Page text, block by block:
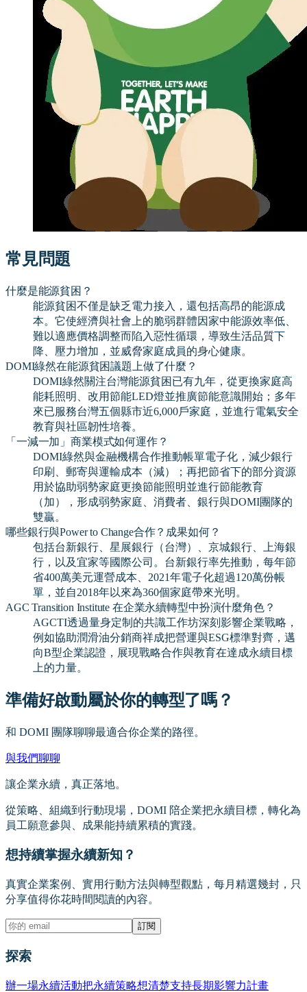
常見問題
什麼是能源貧困？
能源貧困不僅是缺乏電力接入，還包括高昂的能源成
本。它使經濟與社會上的脆弱群體因家中能源效率低、
難以適應價格調整而陷入惡性循環，導致生活品質下
降、壓力增加，並威脅家庭成員的身心健康。
DOMI綠然在能源貧困議題上做了什麼？
DOMI綠然關注台灣能源貧困已有九年，從更換家庭高
能耗照明、改用節能LED燈並推廣節能意識開始；多年
來已服務台灣五個縣市近6,000戶家庭，並進行電氣安全
教育與社區韌性培養。
「一減一加」商業模式如何運作？
DOMI綠然與金融機構合作推動帳單電子化，減少銀行
印刷、郵寄與運輸成本（減）；再把節省下的部分資源
用於協助弱勢家庭更換節能照明並進行節能教育
（加），形成弱勢家庭、消費者、銀行與DOMI團隊的
雙贏。
哪些銀行與Power to Change合作？成果如何？
包括台新銀行、星展銀行（台灣）、京城銀行、上海銀
行，以及宜家等國際公司。台新銀行率先推動，每年節
省400萬美元運營成本、2021年電子化超過120萬份帳
單，並自2018年以來為360個家庭帶來光明。
AGC Transition Institute 在企業永續轉型中扮演什麼角色？
AGCTI透過量身定制的共識工作坊深刻影響企業戰略，
例如協助潤滑油分銷商祥成把營運與ESG標準對齊，邁
向B型企業認證，展現戰略合作與教育在達成永續目標
上的力量。
準備好啟動屬於你的轉型了嗎？
和 DOMI 團隊聊聊最適合你企業的路徑。
與我們聊聊
讓企業永續，真正落地。
從策略、組織到行動現場，DOMI 陪企業把永續目標，轉化為
員工願意參與、成果能持續累積的實踐。
想持續掌握永續新知？
真實企業案例、實用行動方法與轉型觀點，每月精選幾封，只
分享值得你花時間閱讀的內容。
訂閱
探索
辦一場永續活動把永續策略想清楚支持長期影響力計畫